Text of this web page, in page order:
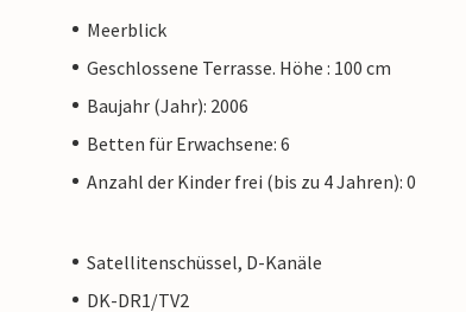
Meerblick
Geschlossene Terrasse. Höhe : 100 cm
Baujahr (Jahr): 2006
Betten für Erwachsene: 6
Anzahl der Kinder frei (bis zu 4 Jahren): 0
Satellitenschüssel, D-Kanäle
DK-DR1/TV2